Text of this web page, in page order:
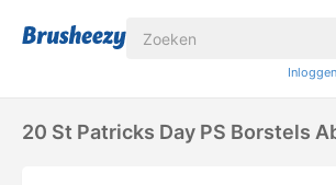
Inloggen
20 St Patricks Day PS Borstels